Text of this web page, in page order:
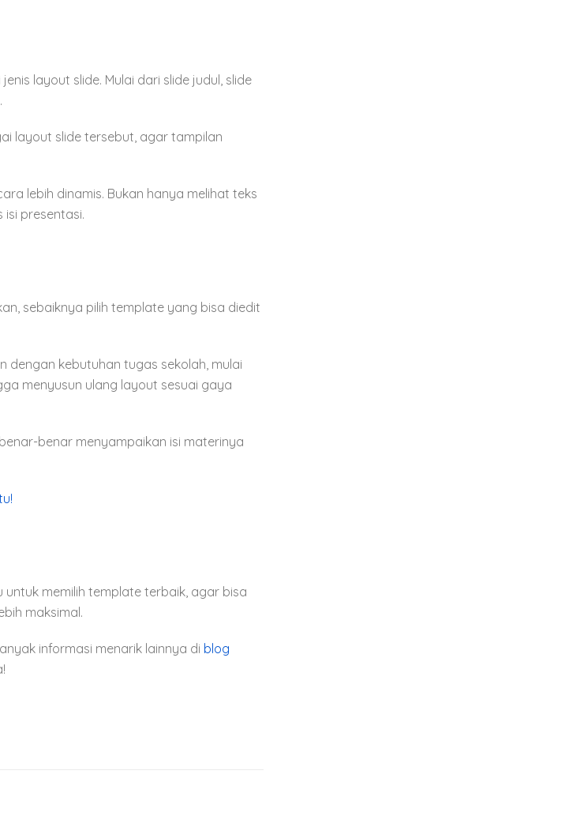
layout slide. Mulai dari slide judul, slide
layout slide tersebut, agar tampilan
lebih dinamis. Bukan hanya melihat teks
presentasi.
sebaiknya pilih template yang bisa diedit
dengan kebutuhan tugas sekolah, mulai
menyusun ulang layout sesuai gaya
benar menyampaikan isi materinya
memilih template terbaik, agar bisa
maksimal.
informasi menarik lainnya di blog